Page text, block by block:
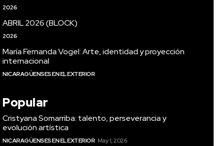
2026
ABRIL 2026 (BLOCK)
2026
María Fernanda Vogel: Arte, identidad y proyección
internacional
NICARAGÜENSES EN EL EXTERIOR
Popular
Cristyana Somarriba: talento, perseverancia y
evolución artística
NICARAGÜENSES EN EL EXTERIOR May 1, 2026